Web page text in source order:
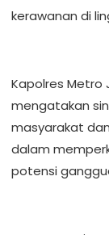
kerawanan di
Kapolres Metro
mengatakan
masyarakat
dalam
potensi